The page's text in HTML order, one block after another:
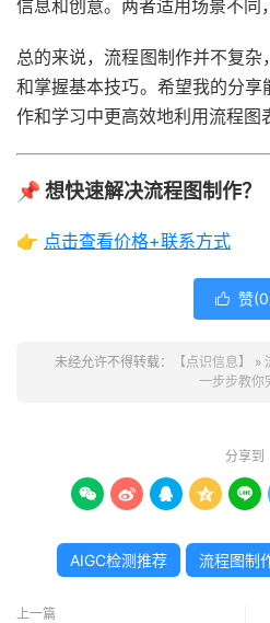
信息和创意。两者适用场景不同
总的来说，流程图制作并不复
和掌握基本技巧。希望我的分
作和学习中更高效地利用流程图
📌 想快速解决流程图制作？
👉 点击查看价格+联系方式
 赞(0
未经允许不得转载： 【点识信息】 »
一步步教你
分享到
    
AIGC检测推荐 流程图制
上一篇